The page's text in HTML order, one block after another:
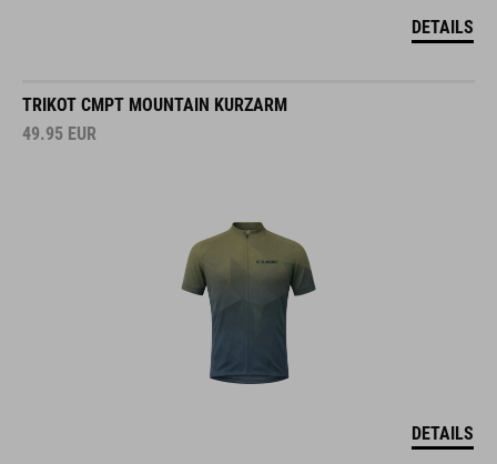
DETAILS
TRIKOT CMPT MOUNTAIN KURZARM
49.95 EUR
DETAILS